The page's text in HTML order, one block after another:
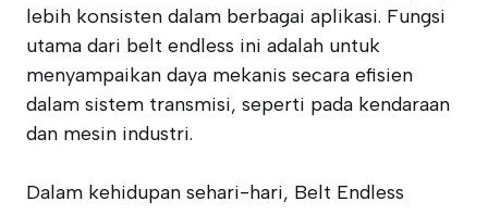
lebih konsisten dalam berbagai aplikasi. Fungsi
utama dari belt endless ini adalah untuk
menyampaikan daya mekanis secara efisien
dalam sistem transmisi, seperti pada kendaraan
dan mesin industri.
Dalam kehidupan sehari-hari, Belt Endless